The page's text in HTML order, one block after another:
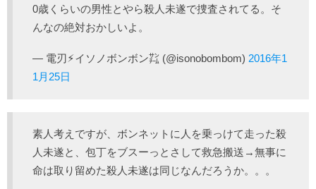
0歳くらいの男性とやら殺人未遂で捜査されてる。そ
んなの絶対おかしいよ。
— 電刃⚡︎イソノボンボン㌠ (@isonobombom) 2016年1
1月25日
素人考えですが、ボンネットに人を乗っけて走った殺
人未遂と、包丁をブスーっとさして救急搬送→無事に
命は取り留めた殺人未遂は同じなんだろうか。。。